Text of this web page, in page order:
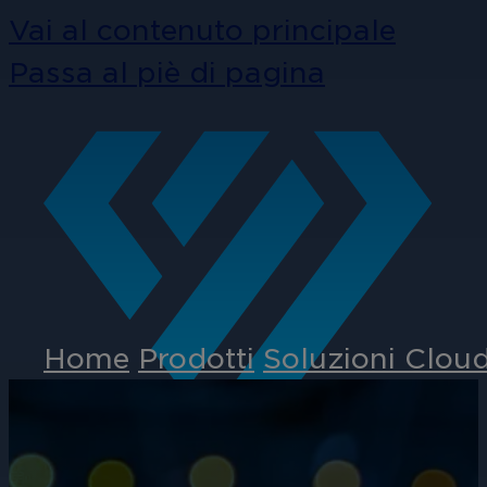
Home Prodotti Soluzioni